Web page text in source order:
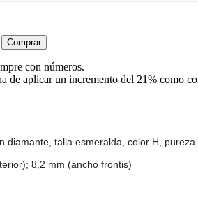
con números.
de aplicar un incremento del 21% como
diamante, talla esmeralda, color H,
8,2 mm (ancho frontis)